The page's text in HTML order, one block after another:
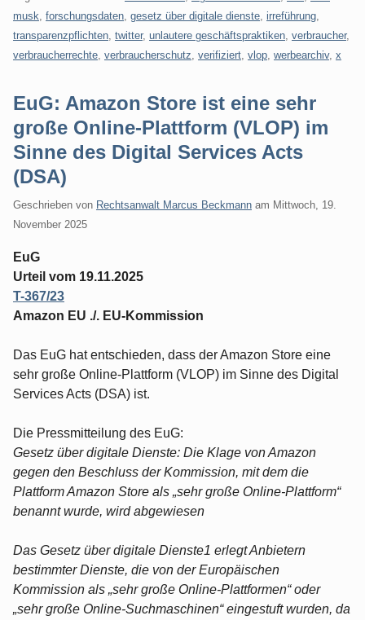
musk forschungsdaten gesetz über digitale dienste irreführung
transparenzpflichten twitter, unlautere geschäftspraktiken verbraucher,
verbraucherrechte verbraucherschutz verifiziert vlop werbearchiv, x
EuG: Amazon Store ist eine sehr
große Online-Plattform (VLOP) im
Sinne des Digital Services Acts
(DSA)
Geschrieben von Rechtsanwalt Marcus Beckmann am Mittwoch, 19.
November 2025
EuG
Urteil vom 19.11.2025
T-367/23
Amazon EU ./. EU-Kommission
Das EuG hat entschieden, dass der Amazon Store eine
sehr große Online-Plattform (VLOP) im Sinne des Digital
Services Acts (DSA) ist.
Die Pressmitteilung des EuG:
Gesetz über digitale Dienste: Die Klage von Amazon
gegen den Beschluss der Kommission, mit dem die
Plattform Amazon Store als „sehr große Online-Plattform“
benannt wurde, wird abgewiesen
Das Gesetz über digitale Dienste1 erlegt Anbietern
bestimmter Dienste, die von der Europäischen
Kommission als „sehr große Online-Plattformen“ oder
„sehr große Online-Suchmaschinen“ eingestuft wurden, da